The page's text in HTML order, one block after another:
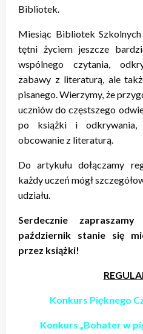
Bibliotek.
Miesiąc Bibliotek
tętni życiem jeszcze
wspólnego czytania,
zabawy z literaturą, ale
pisanego. Wierzymy, że
uczniów do częstszego
po książki i
obcowanie z literaturą.
Do artykułu dołączamy
każdy uczeń mógł
udziału.
Serdecznie
październik stanie się
przez książki!
Konkurs Pięknego
Konkurs „Bohater w